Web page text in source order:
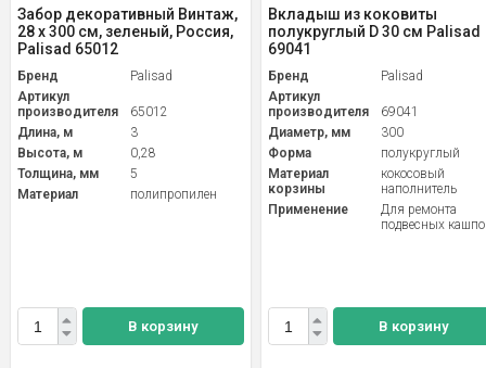
Забор декоративный Винтаж,
28 х 300 см, зеленый, Россия,
Palisad 65012
Бренд
Palisad
Артикул
производителя
65012
Длина, м
3
Высота, м
0,28
Толщина, мм
5
Материал
полипропилен
В корзину
Вкладыш из коковиты
полукруглый D 30 см Palisad
69041
Бренд
Palisad
Артикул
производителя
69041
Диаметр, мм
300
Форма
полукруглый
Материал
корзины
кокосовый
наполнитель
Применение
Для ремонта
подвесных кашпо
В корзину